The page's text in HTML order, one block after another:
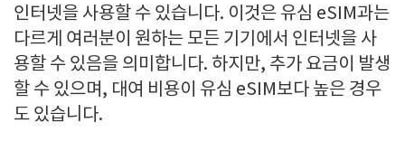
인터넷을 사용할 수 있습니다. 이것은 유심 eSIM과는
다르게 여러분이 원하는 모든 기기에서 인터넷을 사
용할 수 있음을 의미합니다. 하지만, 추가 요금이 발생
할 수 있으며, 대여 비용이 유심 eSIM보다 높은 경우
도 있습니다.